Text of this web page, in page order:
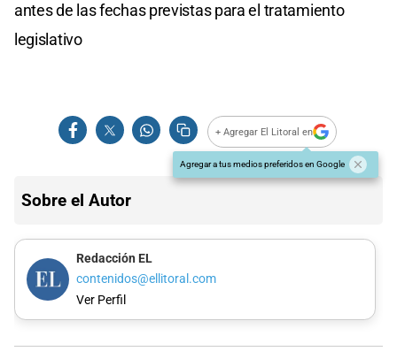
antes de las fechas previstas para el tratamiento
legislativo
+ Agregar El Litoral en
Agregar a tus medios preferidos en Google
Sobre el Autor
Redacción EL
contenidos@ellitoral.com
Ver Perfil